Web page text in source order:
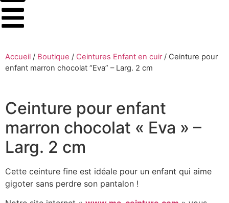
Accueil / Boutique / Ceintures Enfant en cuir/ Ceinture pour
enfant marron chocolat “Eva” – Larg. 2 cm
Ceinture pour enfant
marron chocolat « Eva » –
Larg. 2 cm
Cette ceinture fine est idéale pour un enfant qui aime
gigoter sans perdre son pantalon !